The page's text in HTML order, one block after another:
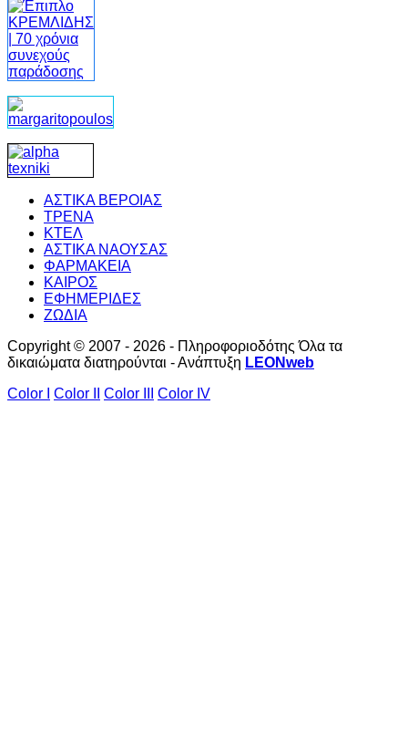
ΑΣΤΙΚΑ ΒΕΡΟΙΑΣ
ΤΡΕΝΑ
ΚΤΕΛ
ΑΣΤΙΚΑ ΝΑΟΥΣΑΣ
ΦΑΡΜΑΚΕΙΑ
ΚΑΙΡΟΣ
ΕΦΗΜΕΡΙΔΕΣ
ΖΩΔΙΑ
Copyright © 2007 - 2026 - Πληροφοριοδότης Όλα τα
δικαιώματα διατηρούνται - Ανάπτυξη LEONweb
Color I
Color II Color III Color IV